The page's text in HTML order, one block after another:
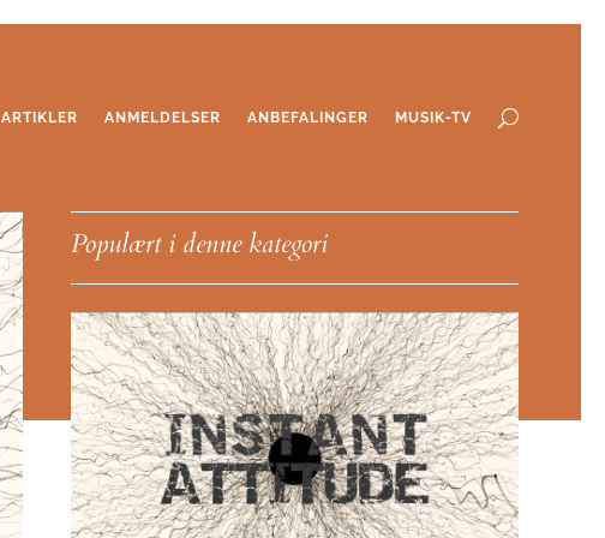
ARTIKLER ANMELDELSER ANBEFALINGER MUSIK-TV
Populært i denne kategori